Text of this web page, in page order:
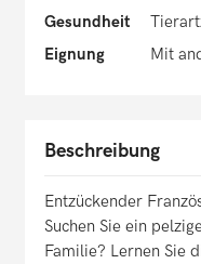
Gesundheit
Eignung
Mit
Beschreibung
Entzückender
Suchen Sie ein
Familie? Lernen Sie